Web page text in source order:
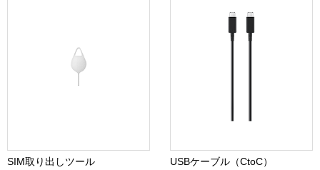
SIM取り出しツール USBケーブル（CtoC）